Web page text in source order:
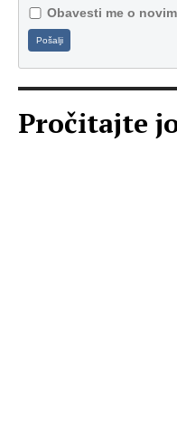
Obavesti me o
Pošalji
Pročitajte